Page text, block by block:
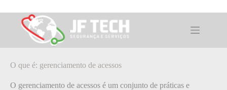
para
conteúdoO que é: gerenciamento de acessos
O que é: gerenciamento de acessos
O gerenciamento de acessos é um conjunto de práticas e